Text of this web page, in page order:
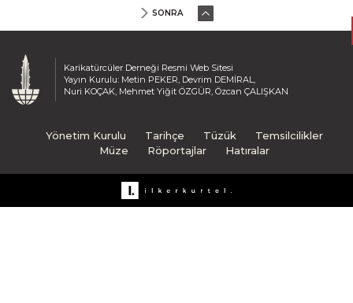
SONRA
Karikatürcüler Derneği Resmi Web Sitesi
Yayın Kurulu: Metin PEKER, Devrim DEMİRAL,
Nuri KOÇAK, Mehmet Yiğit ÖZGÜR, Özcan ÇALIŞKAN
Yönetim Kurulu Tarihçe Tüzük
Temsilcilikler
Müze
Röportajlar Hatıralar